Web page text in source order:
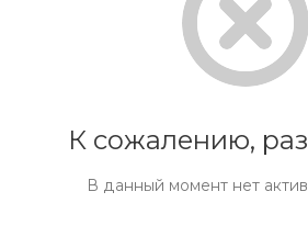
К сожалению,
В данный момент нет